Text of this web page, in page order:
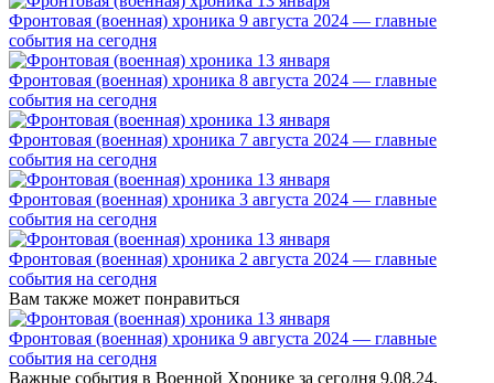
Фронтовая (военная) хроника 9 августа 2024 — главные
события на сегодня
Фронтовая (военная) хроника 8 августа 2024 — главные
события на сегодня
Фронтовая (военная) хроника 7 августа 2024 — главные
события на сегодня
Фронтовая (военная) хроника 3 августа 2024 — главные
события на сегодня
Фронтовая (военная) хроника 2 августа 2024 — главные
события на сегодня
Вам также может понравиться
Фронтовая (военная) хроника 9 августа 2024 — главные
события на сегодня
Важные события в Военной Хронике за сегодня 9.08.24.